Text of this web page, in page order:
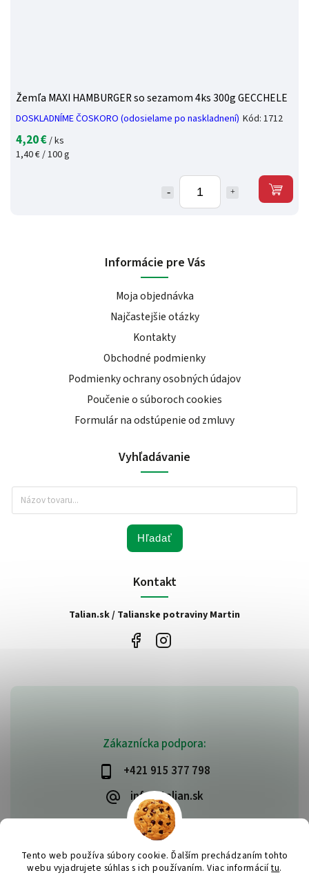
Tento web používa súbory cookie. Ďalším prechádzaním tohto
webu vyjadrujete súhlas s ich používaním. Viac informáciítu.
Žemľa MAXI HAMBURGER so sezamom 4ks 300g GECCHELE
DOSKLADNÍME ČOSKORO (odosielame po naskladnení) Kód: 1712
4,20 €/ ks
1,40 € / 100 g
Zákaznícka podpora:
+421 915 377 798
info@talian.sk
Informácie pre Vás
Moja objednávka
Najčastejšie otázky
Kontakty
Obchodné podmienky
Podmienky ochrany osobných údajov
Poučenie o súboroch cookies
Formulár na odstúpenie od zmluvy
Vyhľadávanie
Hľadať
Kontakt
Talian.sk / Talianske potraviny Martin
Copyright 2026talian.sk. Všetky práva vyhradené.
Shoptet